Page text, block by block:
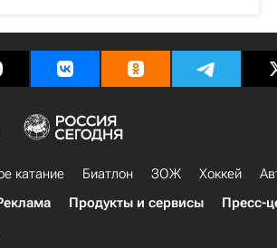
катание Биатлон ЗОЖ Хоккей
Продукты и сервисы Пресс-